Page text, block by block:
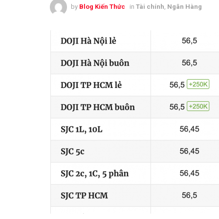
by Blog Kiến Thức in Tài chính Ngân Hàng